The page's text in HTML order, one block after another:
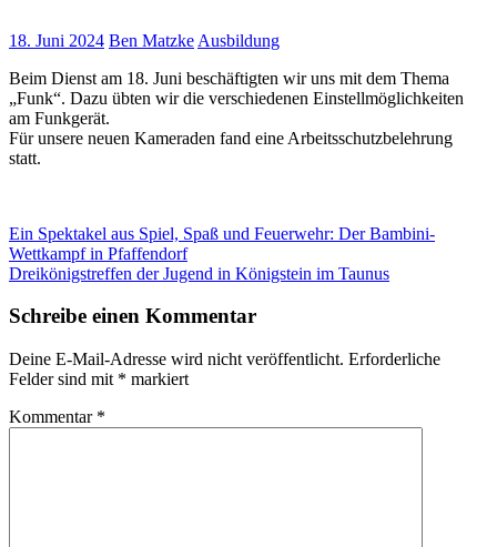
18. Juni 2024 Ben Matzke Ausbildung
Beim Dienst am 18. Juni beschäftigten wir uns mit dem Thema
„Funk“. Dazu übten wir die verschiedenen Einstellmöglichkeiten
am Funkgerät.
Für unsere neuen Kameraden fand eine Arbeitsschutzbelehrung
statt.
Beitragsnavigation
Vorheriger
Beitrag:
Ein Spektakel aus Spiel, Spaß und Feuerwehr: Der Bambini-
Wettkampf in Pfaffendorf
Nächster
Dreikönigstreffen der Jugend in Königstein im Taunus
Schreibe einen Kommentar
Deine E-Mail-Adresse wird nicht veröffentlicht. Erforderliche
Felder sind mit * markiert
Kommentar *